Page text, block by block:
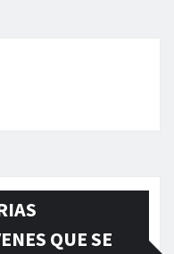
QUE SE